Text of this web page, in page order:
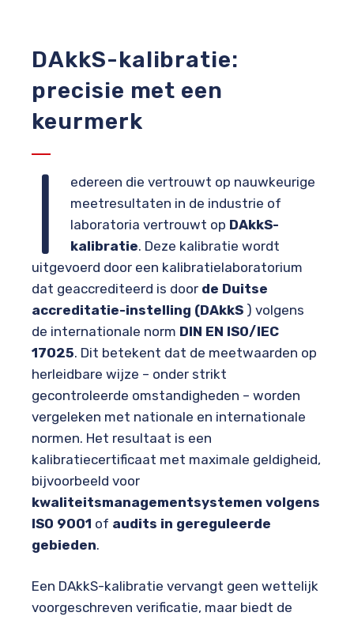
DAkkS-kalibratie:
precisie met een
keurmerk
I
edereen die vertrouwt op nauwkeurige
meetresultaten in de industrie of
laboratoria vertrouwt op DAkkS-
kalibratie. Deze kalibratie wordt
uitgevoerd door een kalibratielaboratorium
dat geaccrediteerd is door de Duitse
accreditatie-instelling (DAkkS ) volgens
de internationale norm DIN EN ISO/IEC
17025. Dit betekent dat de meetwaarden op
herleidbare wijze – onder strikt
gecontroleerde omstandigheden – worden
vergeleken met nationale en internationale
normen. Het resultaat is een
kalibratiecertificaat met maximale geldigheid,
bijvoorbeeld voor
kwaliteitsmanagementsystemen volgens
ISO 9001 of audits in gereguleerde
gebieden.
Een DAkkS-kalibratie vervangt geen wettelijk
voorgeschreven verificatie, maar biedt de